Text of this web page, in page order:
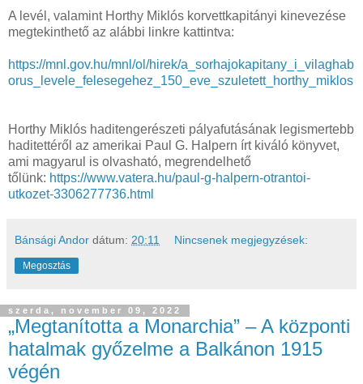
A levél, valamint Horthy Miklós korvettkapitányi kinevezése
megtekinthető az alábbi linkre kattintva:
https://mnl.gov.hu/mnl/ol/hirek/a_sorhajokapitany_i_vilaghab
orus_levele_felesegehez_150_eve_szuletett_horthy_miklos
Horthy Miklós haditengerészeti pályafutásának legismertebb
haditettéről az amerikai Paul G. Halpern írt kiváló könyvet,
ami magyarul is olvasható, megrendelhető
tőlünk: https://www.vatera.hu/paul-g-halpern-otrantoi-
utkozet-3306277736.html
Bánsági Andor dátum: 20:11 Nincsenek megjegyzések:
Megosztás
szerda, november 09, 2022
„Megtanította a Monarchia” – A központi
hatalmak győzelme a Balkánon 1915
végén